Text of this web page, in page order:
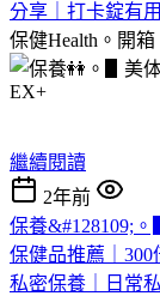
分享｜打卡錠有
保健Health。開箱
繼續閱讀
2年前
保養&#128109;
保健品推薦｜
私密保養｜日常